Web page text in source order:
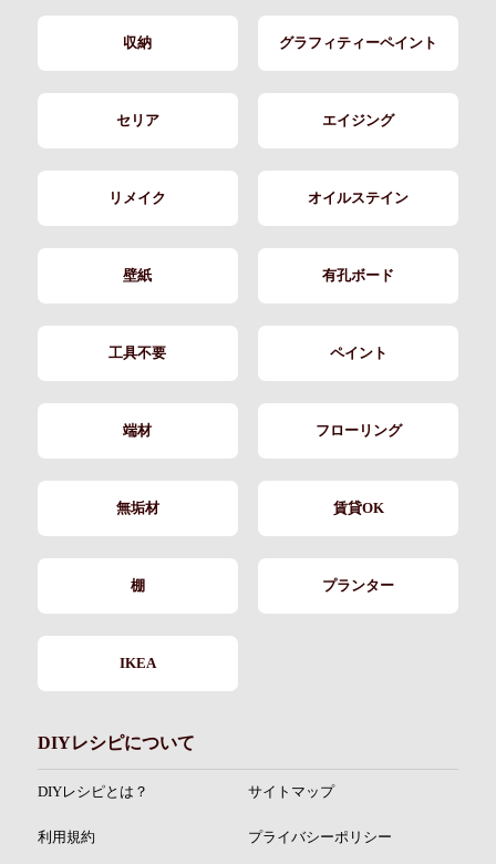
収納 グラフィティーペイント
セリア エイジング
リメイク オイルステイン
壁紙 有孔ボード
工具不要 ペイント
端材 フローリング
無垢材 賃貸OK
棚 プランター
IKEA
DIYレシピについて
DIYレシピとは？ サイトマップ
利用規約 プライバシーポリシー